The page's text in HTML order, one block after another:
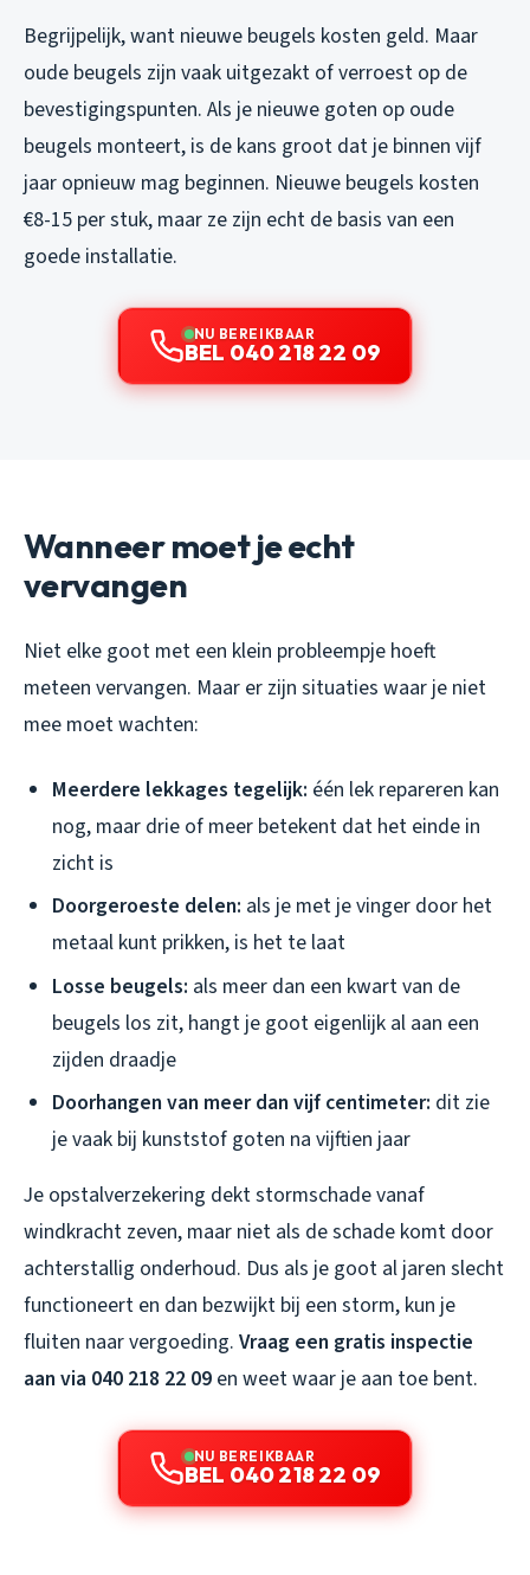
Begrijpelijk, want nieuwe beugels kosten geld. Maar
oude beugels zijn vaak uitgezakt of verroest op de
bevestigingspunten. Als je nieuwe goten op oude
beugels monteert, is de kans groot dat je binnen vijf
jaar opnieuw mag beginnen. Nieuwe beugels kosten
€8-15 per stuk, maar ze zijn echt de basis van een
goede installatie.
NU BEREIKBAAR
BEL 040 218 22 09
Wanneer moet je echt
vervangen
Niet elke goot met een klein probleempje hoeft
meteen vervangen. Maar er zijn situaties waar je niet
mee moet wachten:
Meerdere lekkages tegelijk: één lek repareren kan
nog, maar drie of meer betekent dat het einde in
zicht is
Doorgeroeste delen: als je met je vinger door het
metaal kunt prikken, is het te laat
Losse beugels: als meer dan een kwart van de
beugels los zit, hangt je goot eigenlijk al aan een
zijden draadje
Doorhangen van meer dan vijf centimeter: dit zie
je vaak bij kunststof goten na vijftien jaar
Je opstalverzekering dekt stormschade vanaf
windkracht zeven, maar niet als de schade komt door
achterstallig onderhoud. Dus als je goot al jaren slecht
functioneert en dan bezwijkt bij een storm, kun je
fluiten naar vergoeding. Vraag een gratis inspectie
aan via 040 218 22 09 en weet waar je aan toe bent.
NU BEREIKBAAR
BEL 040 218 22 09